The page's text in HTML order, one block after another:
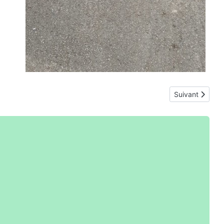
Article suivant
Suivant